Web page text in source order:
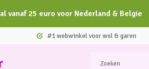
vanaf 25 euro voor Nederland & Belgie
#1 webwinkel voor wol & garen